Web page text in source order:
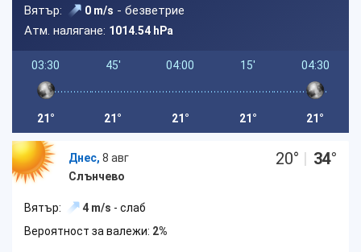
Вятър: 0 m/s - безветрие
Атм. налягане: 1014.54 hPa
03:30
21°
45'
21°
04:00
21°
15'
21°
04:30
21°
Днес, 8 авг
Слънчево
20° | 34°
Вятър: 4 m/s - слаб
Вероятност за валежи: 2%